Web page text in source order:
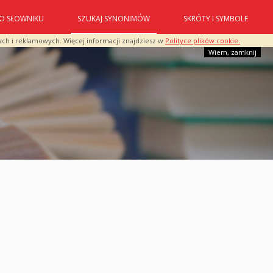
i reklamowych. Więcej informacji znajdziesz w Polityce plików cookie.
Wiem, zamknij
O SŁOWNIKU SZUKAJ SYNONIMÓW SKRÓTY I SYMBOLE